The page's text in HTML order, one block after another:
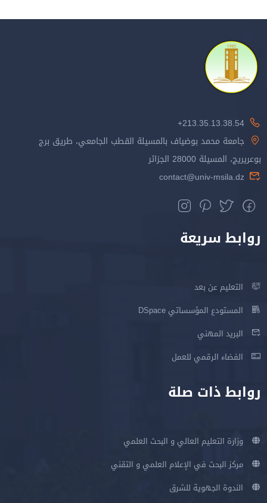
213.35.13.38.54+
جامعة محمد بوضياف بالمسيلة القطب الجامعي، طريق برج
بوعريريج، المسيلة 28000 الجزائر
contact@univ-msila.dz
روابط سريعة
التعليم عن بعد
المستودع المؤسساتي DSpace
البريد المهني
الفضاء الرقمي للعمل
روابط ذات صلة
وزارة التعليم العالي و البحث العلمي
مركز البحث في الإعلام العلمي و التقني
الندوة الجهوية للشرق